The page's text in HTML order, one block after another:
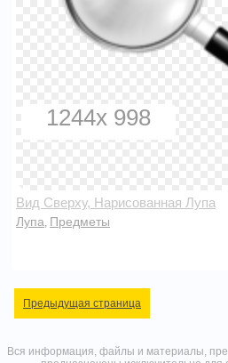
1244x 998
Вид Сверху, Нарисованная Лупа
Лупа Предметы
Предыдущая страница
Вся информация, файлы и материалы,